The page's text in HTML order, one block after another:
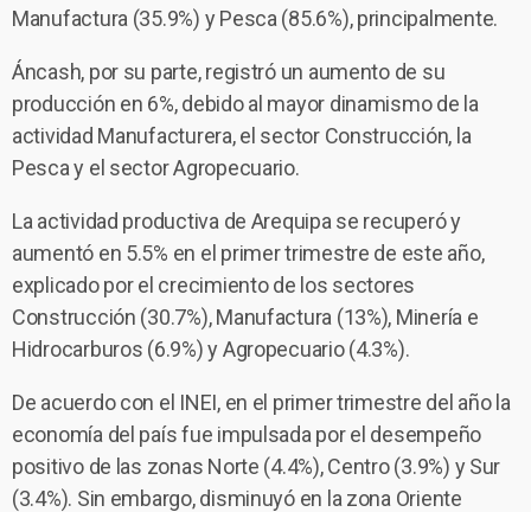
Manufactura (35.9%) y Pesca (85.6%), principalmente.
Áncash, por su parte, registró un aumento de su
producción en 6%, debido al mayor dinamismo de la
actividad Manufacturera, el sector Construcción, la
Pesca y el sector Agropecuario.
La actividad productiva de Arequipa se recuperó y
aumentó en 5.5% en el primer trimestre de este año,
explicado por el crecimiento de los sectores
Construcción (30.7%), Manufactura (13%), Minería e
Hidrocarburos (6.9%) y Agropecuario (4.3%).
De acuerdo con el INEI, en el primer trimestre del año la
economía del país fue impulsada por el desempeño
positivo de las zonas Norte (4.4%), Centro (3.9%) y Sur
(3.4%). Sin embargo, disminuyó en la zona Oriente